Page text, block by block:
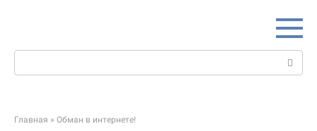
Поиск:
Главная » Обман в интернете!